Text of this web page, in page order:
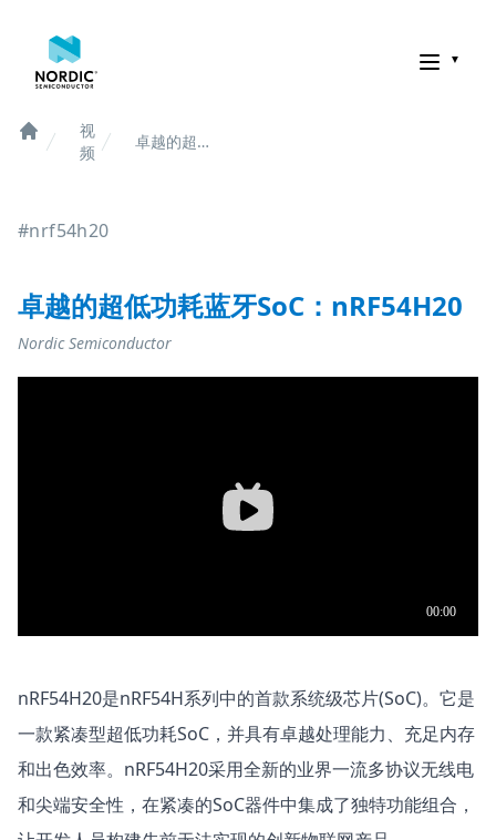
诺迪克半导体
Home
视
频
卓越的超
#nrf54h20
卓越的超低功耗蓝牙SoC：nRF54H20
Nordic Semiconductor
nRF54H20是nRF54H系列中的首款系统级芯片(SoC)。它是
一款紧凑型超低功耗SoC，并具有卓越处理能力、充足内存
和出色效率。nRF54H20采用全新的业界一流多协议无线电
和尖端安全性，在紧凑的SoC器件中集成了独特功能组合，